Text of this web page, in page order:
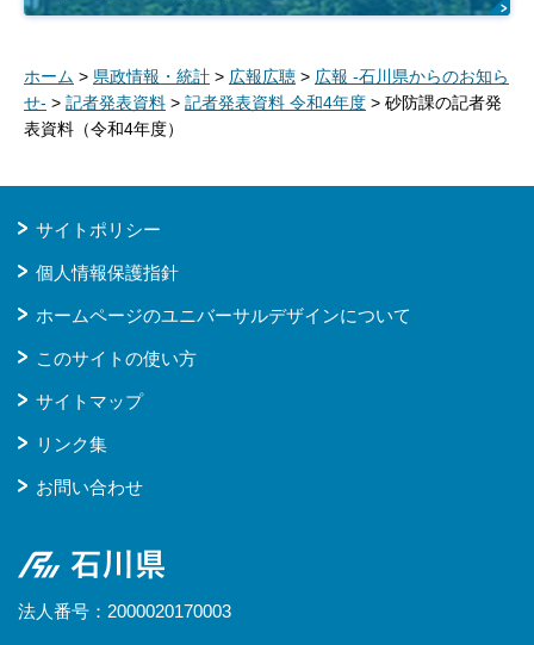
ホーム > 県政情報・統計 > 広報広聴 > 広報 -石川県からのお知ら
せ- > 記者発表資料 > 記者発表資料 令和4年度 > 砂防課の記者発
表資料（令和4年度）
サイトポリシー
個人情報保護指針
ホームページのユニバーサルデザインについて
このサイトの使い方
サイトマップ
リンク集
お問い合わせ
石川県
法人番号：2000020170003